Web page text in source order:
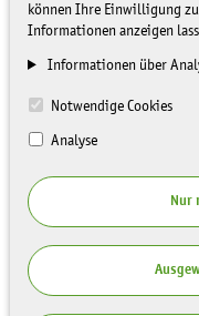
können Ihre Einwilligung
Informationen anzeigen
Informationen über
Notwendige Cookies
Analyse
Nur
Flächentyp
Wiesen und